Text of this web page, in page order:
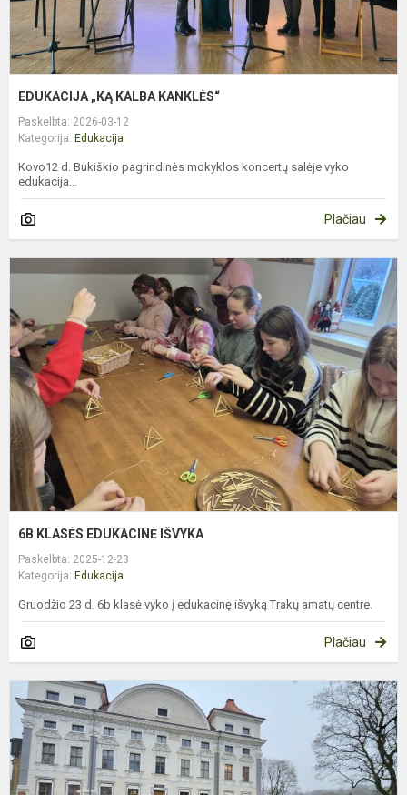
EDUKACIJA „KĄ KALBA KANKLĖS“
Paskelbta: 2026-03-12
Kategorija: Edukacija
Kovo12 d. Bukiškio pagrindinės mokyklos koncertų salėje vyko
edukacija...
Plačiau
6B KLASĖS EDUKACINĖ IŠVYKA
Paskelbta: 2025-12-23
Kategorija: Edukacija
Gruodžio 23 d. 6b klasė vyko į edukacinę išvyką Trakų amatų centre.
Plačiau